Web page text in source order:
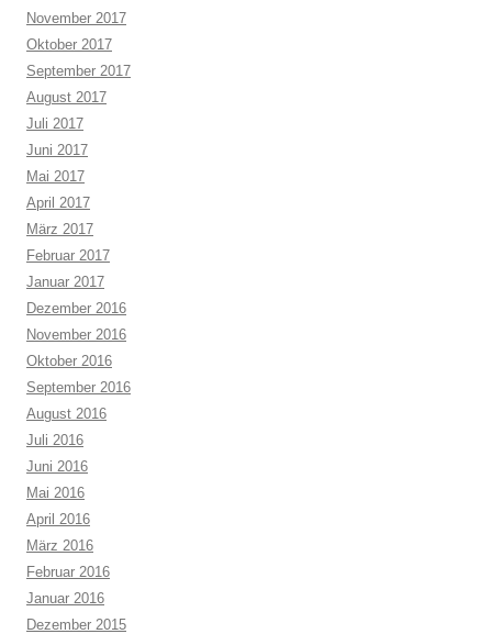
November 2017
Oktober 2017
September 2017
August 2017
Juli 2017
Juni 2017
Mai 2017
April 2017
März 2017
Februar 2017
Januar 2017
Dezember 2016
November 2016
Oktober 2016
September 2016
August 2016
Juli 2016
Juni 2016
Mai 2016
April 2016
März 2016
Februar 2016
Januar 2016
Dezember 2015